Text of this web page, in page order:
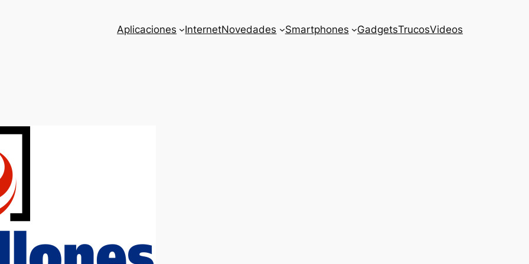
Aplicaciones InternetNovedades Smartphones GadgetsTrucosVideos